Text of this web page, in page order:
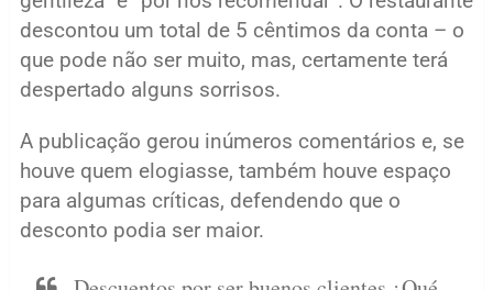
descontou um total de 5 cêntimos da conta – o
que pode não ser muito, mas, certamente terá
despertado alguns sorrisos.
A publicação gerou inúmeros comentários e, se
houve quem elogiasse, também houve espaço
para algumas críticas, defendendo que o
desconto podia ser maior.